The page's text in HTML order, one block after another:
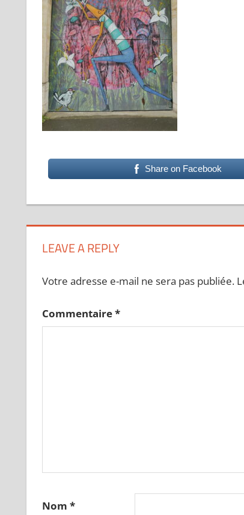
Share on Facebook
LEAVE A REPLY
Votre adresse e-mail ne sera pas publiée.
Commentaire*
Nom *